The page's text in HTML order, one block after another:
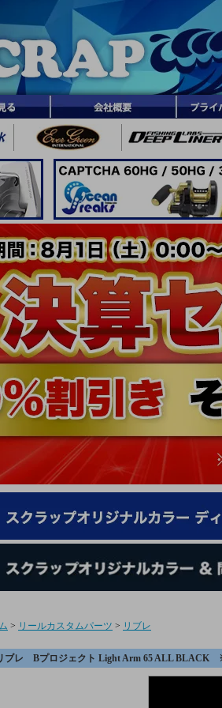
> リールカスタムパーツ > リブレ
ブレ Bプロジェクト Light Arm 65 ALL BLACK